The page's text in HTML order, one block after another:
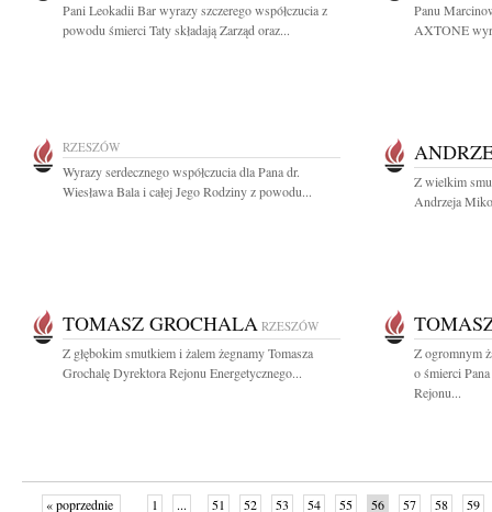
Pani Leokadii Bar wyrazy szczerego współczucia z
powodu śmierci Taty składają Zarząd oraz...
Panu
AXTONE
RZESZÓW
Wyrazy serdecznego współczucia dla Pana dr.
Wiesława Bala i całej Jego Rodziny z powodu...
Z wielkim
Andrzeja
TOMASZ GROCHALA RZESZÓW
Z głębokim smutkiem i żalem żegnamy Tomasza
Grochalę Dyrektora Rejonu Energetycznego...
Z ogromnym
o śmierci
Rejonu...
« poprzednie 1 ... 51 52 53 54 55 56 57 58 59